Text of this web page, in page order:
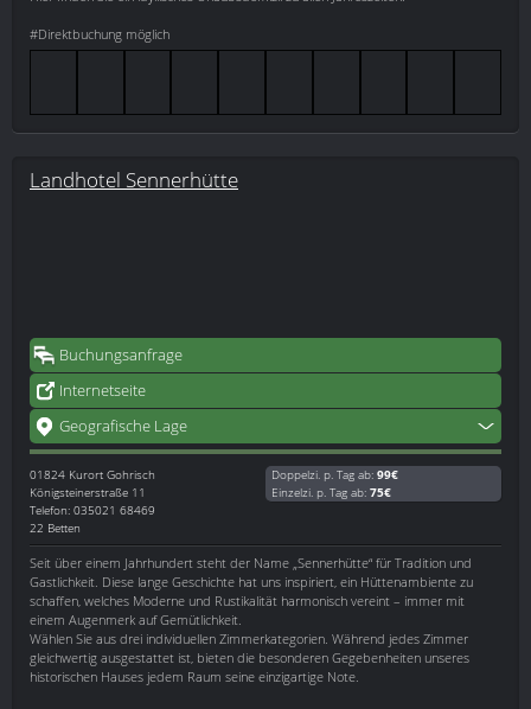
#Direktbuchung möglich
Landhotel Sennerhütte
Buchungsanfrage
Internetseite
Geografische Lage
01824 Kurort Gohrisch
Königsteinerstraße 11
Telefon: 035021 68469
22 Betten
Doppelzi. p. Tag ab: 99€
Einzelzi. p. Tag ab: 75€
Seit über einem Jahrhundert steht der Name „Sennerhütte“ für Tradition und
Gastlichkeit. Diese lange Geschichte hat uns inspiriert, ein Hüttenambiente zu
schaffen, welches Moderne und Rustikalität harmonisch vereint – immer mit
einem Augenmerk auf Gemütlichkeit.
Wählen Sie aus drei individuellen Zimmerkategorien. Während jedes Zimmer
gleichwertig ausgestattet ist, bieten die besonderen Gegebenheiten unseres
historischen Hauses jedem Raum seine einzigartige Note.